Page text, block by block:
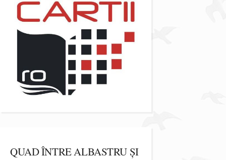
QUAD ÎNTRE ALBASTRU ȘI